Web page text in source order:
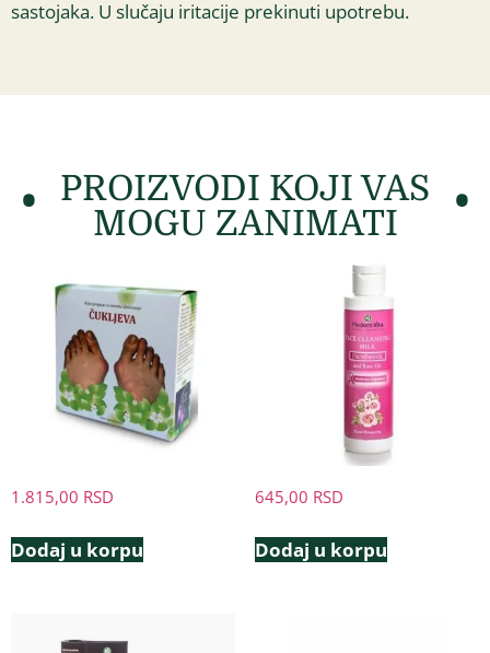
sastojaka. U slučaju iritacije prekinuti upotrebu.
PROIZVODI KOJI VAS
MOGU ZANIMATI
1.815,00 RSD
Dodaj u korpu
645,00 RSD
Dodaj u korpu